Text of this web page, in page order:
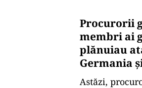
Procurorii
membri ai
plănuiau
Germania
Astăzi,